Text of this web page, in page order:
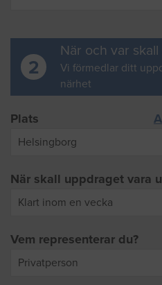
2
När och var
Vi förmedlar ditt
närhet
Plats
När skall uppdraget vara
Vem representerar du?